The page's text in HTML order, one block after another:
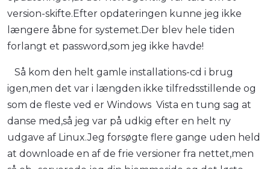
version-skifte.Efter opdateringen kunne jeg ikke
længere åbne for systemet.Der blev hele tiden
forlangt et password,som jeg ikke havde!
Så kom den helt gamle installations-cd i brug
igen,men det var i længden ikke tilfredsstillende og
som de fleste ved er Windows Vista en tung sag at
danse med,så jeg var på udkig efter en helt ny
udgave af Linux.Jeg forsøgte flere gange uden held
at downloade en af de frie versioner fra nettet,men